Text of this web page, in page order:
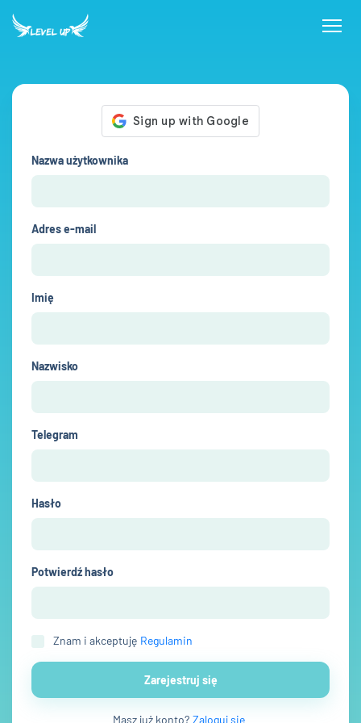
Nazwa użytkownika
Adres e-mail
Imię
Nazwisko
Telegram
Hasło
Potwierdź hasło
Znam i akceptuję Regulamin
Zarejestruj się
Masz już konto? Zaloguj się